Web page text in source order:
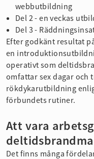
webbutbildning
Del 2 - en veckas
Del 3 -
Efter godkänt resultat
en
operativt som
omfattar sex dagar och
rökdykarutbildning
förbundets rutiner.
Att vara
Det finns många